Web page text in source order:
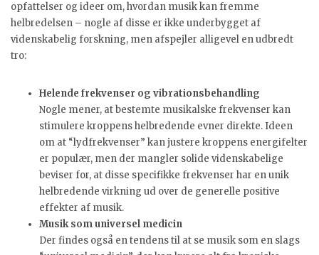
opfattelser og ideer om, hvordan musik kan fremme
helbredelsen – nogle af disse er ikke underbygget af
videnskabelig forskning, men afspejler alligevel en udbredt
tro:
Helende frekvenser og vibrationsbehandling
Nogle mener, at bestemte musikalske frekvenser kan
stimulere kroppens helbredende evner direkte. Ideen
om at “lydfrekvenser” kan justere kroppens energifelter
er populær, men der mangler solide videnskabelige
beviser for, at disse specifikke frekvenser har en unik
helbredende virkning ud over de generelle positive
effekter af musik.
Musik som universel medicin
Der findes også en tendens til at se musik som en slags